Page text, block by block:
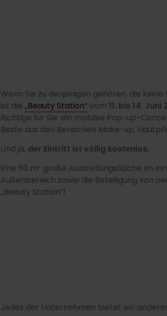
Wenn Sie zu denjenigen gehören, die
ist die „Beauty Station“ vom 11. bis 14. Juni
Richtige für Sie: ein mobiles Pop-up-
Beste aus den Bereichen Make-up,
Und ja, der Eintritt ist völlig kostenlos.
Eine 50 m² große Ausstellungsfläche im
Außenbereich sowie die Beteiligung von
„Beauty Station“!
Jedes der Unternehmen bietet ein